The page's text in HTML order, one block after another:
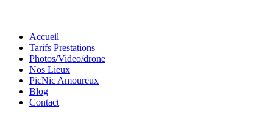
Accueil
Tarifs Prestations
Photos/Video/drone
Nos Lieux
PicNic Amoureux
Blog
Contact